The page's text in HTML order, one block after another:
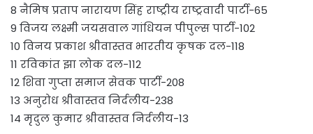
8 नैमिष प्रताप नारायण सिंह राष्ट्रीय राष्ट्रवादी पार्टी-65
9 विजय लक्ष्मी जयसवाल गांधियन पीपुल्स पार्टी-102
10 विनय प्रकाश श्रीवास्तव भारतीय कृषक दल-118
11 रविकांत झा लोक दल-112
12 शिवा गुप्ता समाज सेवक पार्टी-208
13 अनुरोध श्रीवास्तव निर्दलीय-238
14 मृदुल कुमार श्रीवास्तव निर्दलीय-13